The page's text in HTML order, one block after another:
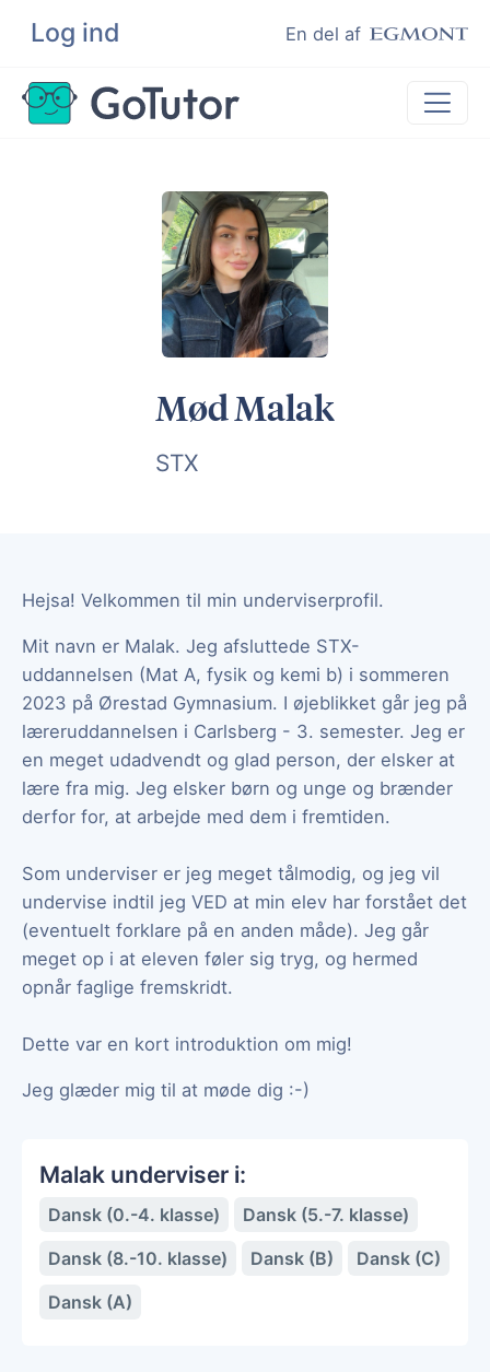
Log ind En del af
Søg
Lektiehjælp
Eksamenshjælp
Hjælp til ordblinde
Kundeudtalelser
Undervisere
Mød Malak
STX
Hejsa! Velkommen til min underviserprofil.
Mit navn er Malak. Jeg afsluttede STX-
uddannelsen (Mat A, fysik og kemi b) i sommeren
2023 på Ørestad Gymnasium. I øjeblikket går jeg på
læreruddannelsen i Carlsberg - 3. semester. Jeg er
en meget udadvendt og glad person, der elsker at
lære fra mig. Jeg elsker børn og unge og brænder
derfor for, at arbejde med dem i fremtiden.
Som underviser er jeg meget tålmodig, og jeg vil
undervise indtil jeg VED at min elev har forstået det
(eventuelt forklare på en anden måde). Jeg går
meget op i at eleven føler sig tryg, og hermed
opnår faglige fremskridt.
Dette var en kort introduktion om mig!
Jeg glæder mig til at møde dig :-)
Malak underviser i:
Dansk (0.-4. klasse)
Dansk (5.-7. klasse)
Dansk (8.-10. klasse)
Dansk (B)
Dansk (C)
Dansk (A)